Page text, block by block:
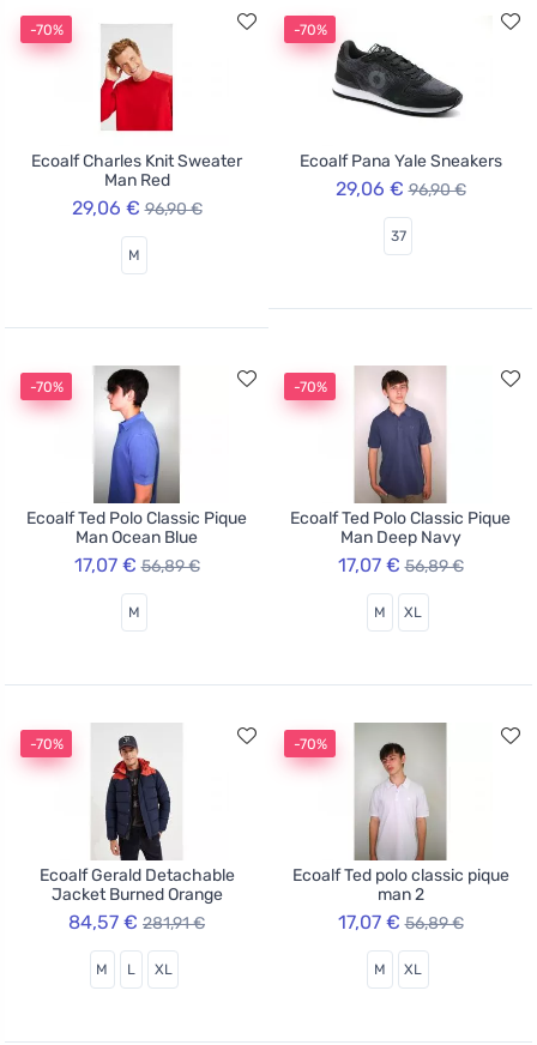
-70%
Ecoalf Charles Knit Sweater
Man Red
29,06 € 96,90 €
M
-70%
Ecoalf Pana Yale Sneakers
29,06 € 96,90 €
37
-70%
Ecoalf Ted Polo Classic Pique
Man Ocean Blue
17,07 € 56,89 €
M
-70%
Ecoalf Ted Polo Classic Pique
Man Deep Navy
17,07 € 56,89 €
M XL
-70%
Ecoalf Gerald Detachable
Jacket Burned Orange
84,57 € 281,91 €
M L XL
-70%
Ecoalf Ted polo classic pique
man 2
17,07 € 56,89 €
M XL